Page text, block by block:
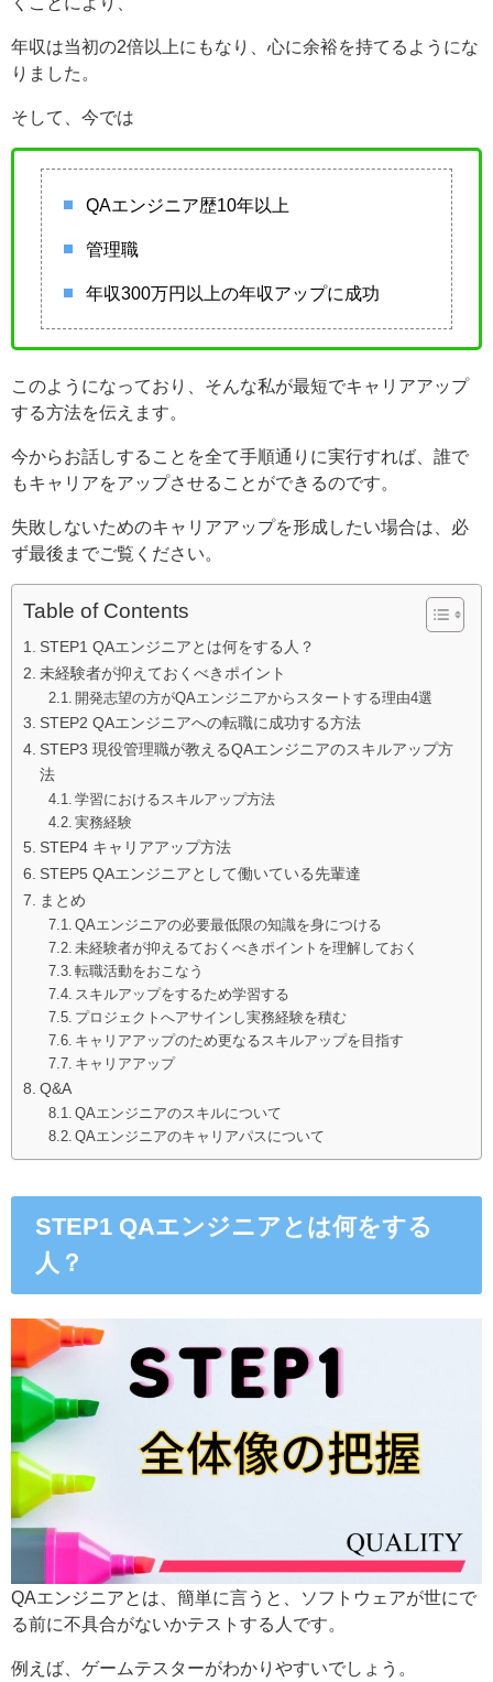
年収は当初の2倍以上にもなり、心に余裕を持てるようにな
りました。
そして、今では
QAエンジニア歴10年以上
管理職
年収300万円以上の年収アップに成功
このようになっており、そんな私が最短でキャリアアップ
する方法を伝えます。
今からお話しすることを全て手順通りに実行すれば、誰で
もキャリアをアップさせることができるのです。
失敗しないためのキャリアアップを形成したい場合は、必
ず最後までご覧ください。
Table of Contents
STEP1 QAエンジニアとは何をする人？
未経験者が抑えておくべきポイント
開発志望の方がQAエンジニアからスタートする理由4選
STEP2 QAエンジニアへの転職に成功する方法
STEP3 現役管理職が教えるQAエンジニアのスキルアップ方
法
学習におけるスキルアップ方法
実務経験
STEP4 キャリアアップ方法
STEP5 QAエンジニアとして働いている先輩達
まとめ
QAエンジニアの必要最低限の知識を身につける
未経験者が抑えるておくべきポイントを理解しておく
転職活動をおこなう
スキルアップをするため学習する
プロジェクトへアサインし実務経験を積む
キャリアアップのため更なるスキルアップを目指す
キャリアアップ
Q&A
QAエンジニアのスキルについて
QAエンジニアのキャリアパスについて
STEP1 QAエンジニアとは何をする
人？
QAエンジニアとは、簡単に言うと、ソフトウェアが世にで
る前に不具合がないかテストする人です。
例えば、ゲームテスターがわかりやすいでしょう。